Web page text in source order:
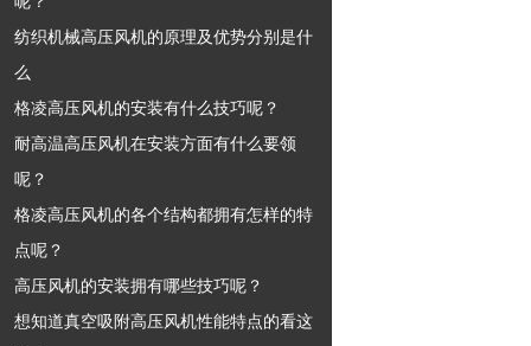
纺织机械高压风机的原理及优势分别是什
么
格凌高压风机的安装有什么技巧呢？
耐高温高压风机在安装方面有什么要领
呢？
格凌高压风机的各个结构都拥有怎样的特
点呢？
高压风机的安装拥有哪些技巧呢？
想知道真空吸附高压风机性能特点的看这